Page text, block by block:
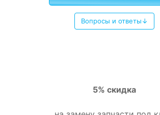
Вопросы и ответы↓
5% скидка